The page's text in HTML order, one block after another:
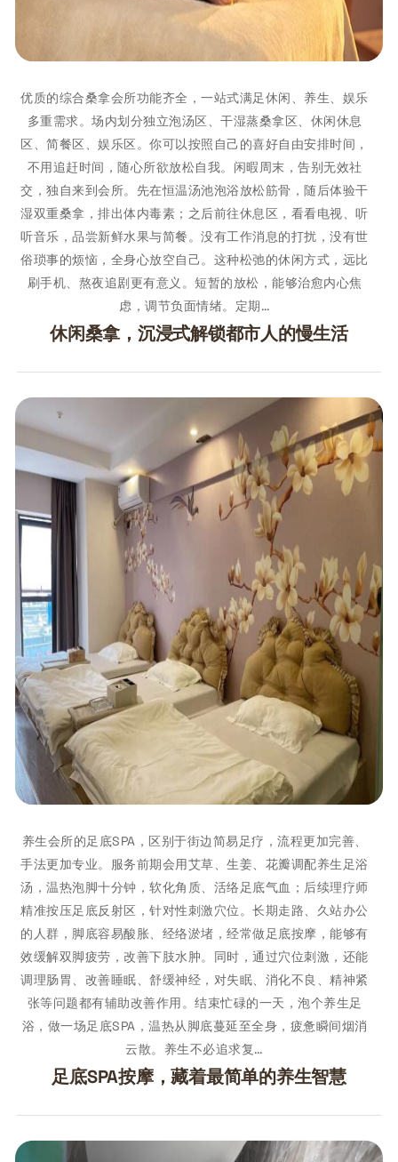
优质的综合桑拿会所功能齐全，一站式满足休闲、养生、娱乐
多重需求。场内划分独立泡汤区、干湿蒸桑拿区、休闲休息
区、简餐区、娱乐区。你可以按照自己的喜好自由安排时间，
不用追赶时间，随心所欲放松自我。闲暇周末，告别无效社
交，独自来到会所。先在恒温汤池泡浴放松筋骨，随后体验干
湿双重桑拿，排出体内毒素；之后前往休息区，看看电视、听
听音乐，品尝新鲜水果与简餐。没有工作消息的打扰，没有世
俗琐事的烦恼，全身心放空自己。这种松弛的休闲方式，远比
刷手机、熬夜追剧更有意义。短暂的放松，能够治愈内心焦
虑，调节负面情绪。定期…
休闲桑拿，沉浸式解锁都市人的慢生活
养生会所的足底SPA，区别于街边简易足疗，流程更加完善、
手法更加专业。服务前期会用艾草、生姜、花瓣调配养生足浴
汤，温热泡脚十分钟，软化角质、活络足底气血；后续理疗师
精准按压足底反射区，针对性刺激穴位。长期走路、久站办公
的人群，脚底容易酸胀、经络淤堵，经常做足底按摩，能够有
效缓解双脚疲劳，改善下肢水肿。同时，通过穴位刺激，还能
调理肠胃、改善睡眠、舒缓神经，对失眠、消化不良、精神紧
张等问题都有辅助改善作用。结束忙碌的一天，泡个养生足
浴，做一场足底SPA，温热从脚底蔓延至全身，疲惫瞬间烟消
云散。养生不必追求复…
足底SPA按摩，藏着最简单的养生智慧